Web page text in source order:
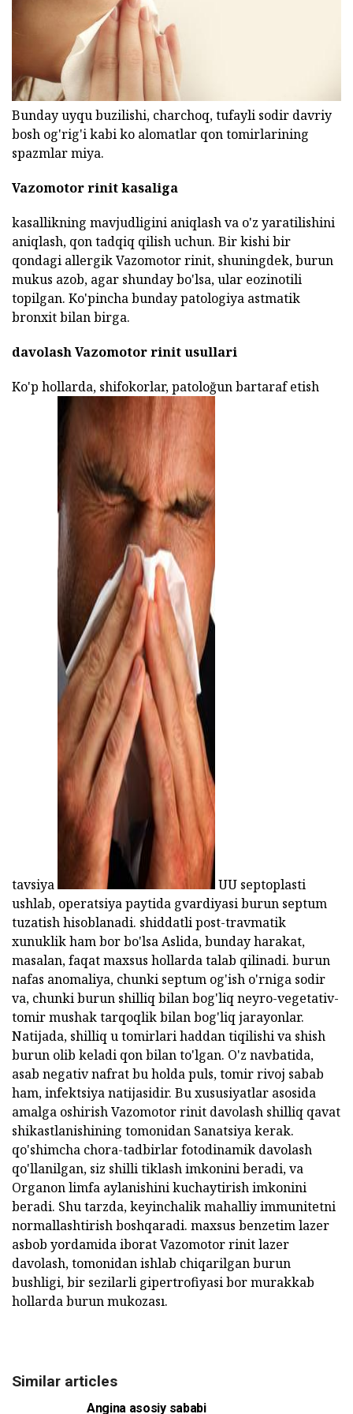
Bunday uyqu buzilishi, charchoq, tufayli sodir davriy
bosh og'rig'i kabi ko alomatlar qon tomirlarining
spazmlar miya.
Vazomotor rinit kasaliga
kasallikning mavjudligini aniqlash va o'z yaratilishini
aniqlash, qon tadqiq qilish uchun. Bir kishi bir
qondagi allergik Vazomotor rinit, shuningdek, burun
mukus azob, agar shunday bo'lsa, ular eozinotili
topilgan. Ko'pincha bunday patologiya astmatik
bronxit bilan birga.
davolash Vazomotor rinit usullari
Ko'p hollarda, shifokorlar, patoloğun bartaraf etish
tavsiya
ad
UU septoplasti
ushlab, operatsiya paytida gvardiyasi burun septum
tuzatish hisoblanadi. shiddatli post-travmatik
xunuklik ham bor bo'lsa Aslida, bunday harakat,
masalan, faqat maxsus hollarda talab qilinadi. burun
nafas anomaliya, chunki septum og'ish o'rniga sodir
va, chunki burun shilliq bilan bog'liq neyro-vegetativ-
tomir mushak tarqoqlik bilan bog'liq jarayonlar.
Natijada, shilliq u tomirlari haddan tiqilishi va shish
burun olib keladi qon bilan to'lgan. O'z navbatida,
asab negativ nafrat bu holda puls, tomir rivoj sabab
ham, infektsiya natijasidir. Bu xususiyatlar asosida
amalga oshirish Vazomotor rinit davolash shilliq qavat
shikastlanishining tomonidan Sanatsiya kerak.
qo'shimcha chora-tadbirlar fotodinamik davolash
qo'llanilgan, siz shilli tiklash imkonini beradi, va
Organon limfa aylanishini kuchaytirish imkonini
beradi. Shu tarzda, keyinchalik mahalliy immunitetni
normallashtirish boshqaradi. maxsus benzetim lazer
asbob yordamida iborat Vazomotor rinit lazer
davolash, tomonidan ishlab chiqarilgan burun
bushligi, bir sezilarli gipertrofiyasi bor murakkab
hollarda burun mukozası.
Similar articles
Angina asosiy sababi